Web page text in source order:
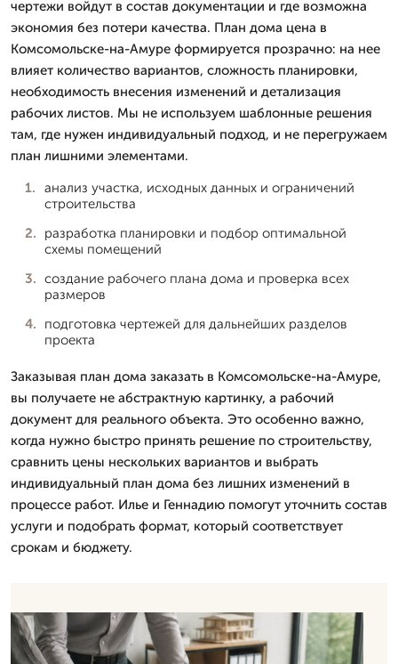
чертежи войдут в состав документации и где возможна
экономия без потери качества. План дома цена в
Комсомольске-на-Амуре формируется прозрачно: на нее
влияет количество вариантов, сложность планировки,
необходимость внесения изменений и детализация
рабочих листов. Мы не используем шаблонные решения
там, где нужен индивидуальный подход, и не перегружаем
план лишними элементами.
анализ участка, исходных данных и ограничений
строительства
разработка планировки и подбор оптимальной
схемы помещений
создание рабочего плана дома и проверка всех
размеров
подготовка чертежей для дальнейших разделов
проекта
Заказывая план дома заказать в Комсомольске-на-Амуре,
вы получаете не абстрактную картинку, а рабочий
документ для реального объекта. Это особенно важно,
когда нужно быстро принять решение по строительству,
сравнить цены нескольких вариантов и выбрать
индивидуальный план дома без лишних изменений в
процессе работ. Илье и Геннадию помогут уточнить состав
услуги и подобрать формат, который соответствует
срокам и бюджету.